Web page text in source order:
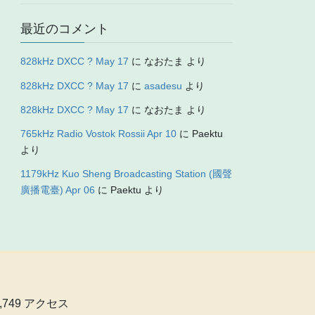
最近のコメント
828kHz DXCC ? May 17 に なおたま より
828kHz DXCC ? May 17 にasadesu より
828kHz DXCC ? May 17 に なおたま より
765kHz Radio Vostok Rossii Apr 10 に Paektu
より
1179kHz Kuo Sheng Broadcasting Station (國聲
廣播電臺) Apr 06 に Paektu より
アクセス